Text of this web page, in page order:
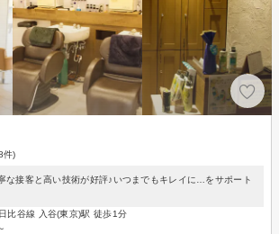
件)
な接客と高い技術が好評♪いつまでもキレイに…をサポート
比谷線 入谷(東京)駅 徒歩1分